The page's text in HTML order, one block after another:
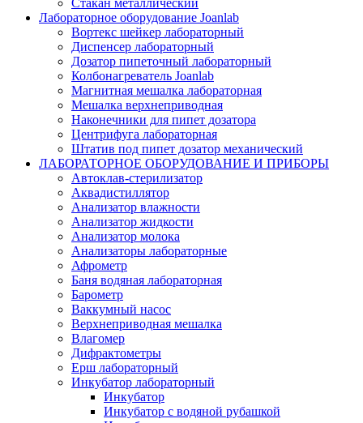
Стакан металлический
Лабораторное оборудование Joanlab
Вортекс шейкер лабораторный
Диспенсер лабораторный
Дозатор пипеточный лабораторный
Колбонагреватель Joanlab
Магнитная мешалка лабораторная
Мешалка верхнеприводная
Наконечники для пипет дозатора
Центрифуга лабораторная
Штатив под пипет дозатор механический
ЛАБОРАТОРНОЕ ОБОРУДОВАНИЕ И ПРИБОРЫ
Автоклав-стерилизатор
Аквадистиллятор
Анализатор влажности
Анализатор жидкости
Анализатор молока
Анализаторы лабораторные
Афрометр
Баня водяная лабораторная
Барометр
Ваккумный насос
Верхнеприводная мешалка
Влагомер
Дифрактометры
Ерш лабораторный
Инкубатор лабораторный
Инкубатор
Инкубатор с водяной рубашкой